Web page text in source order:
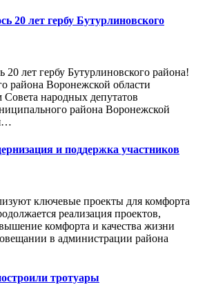
20 лет гербу Бутурлиновского
20 лет гербу Бутурлиновского района!
района Воронежской области
народных депутатов
района Воронежской
и поддержка участников
ключевые проекты для комфорта
реализация проектов,
комфорта и качества жизни
в администрации района
тротуары